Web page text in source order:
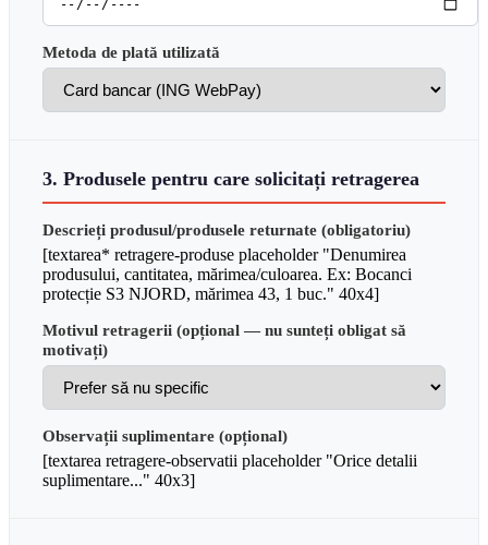
Metoda de plată utilizată
3. Produsele pentru care solicitați retragerea
Descrieți produsul/produsele returnate (obligatoriu)
[textarea* retragere-produse placeholder "Denumirea
produsului, cantitatea, mărimea/culoarea. Ex: Bocanci
protecție S3 NJORD, mărimea 43, 1 buc." 40x4]
Motivul retragerii (opțional — nu sunteți obligat să
motivați)
Observații suplimentare (opțional)
[textarea retragere-observatii placeholder "Orice detalii
suplimentare..." 40x3]